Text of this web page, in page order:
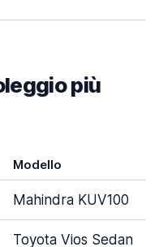
più
Modello
Mahindra KUV100
Toyota Vios Sedan